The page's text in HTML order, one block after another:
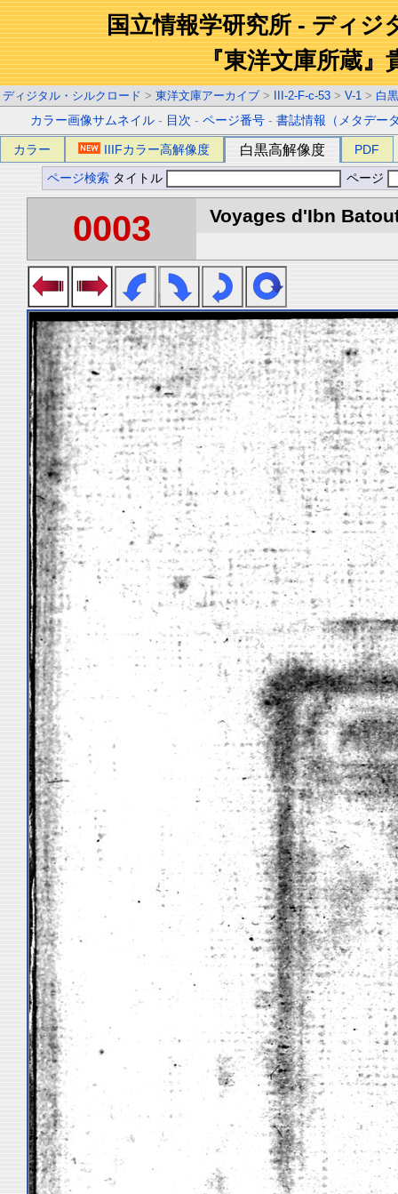
国立情報学研究所 - ディジ
『東洋文庫所蔵』
ディジタル・シルクロード > 東洋文庫アーカイブ > III-2-F-c-53 > V-1 > 白
カラー画像サムネイル - 目次 -ページ番号 -書誌情報（メタデー
カラー IIIFカラー高解像度 白黒高解像度 PDF
ページ検索 タイトル ページ
0003 Voyages d'Ibn